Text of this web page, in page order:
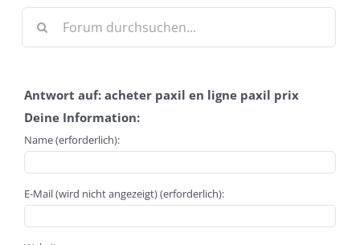
Antwort auf: acheter paxil en ligne paxil prix
Deine Information:
Name (erforderlich):
E-Mail (wird nicht angezeigt) (erforderlich):